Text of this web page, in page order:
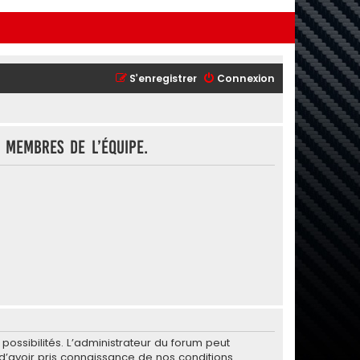
Connexion
S’enregistrer
de l’équipe.
L’administrateur du forum peut